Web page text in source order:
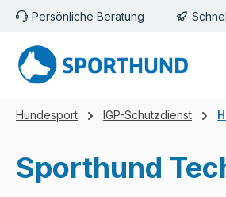
Hauptinhalt springen
Zur Suche springen
Zur Hauptnavigation springen
Persönliche Beratung
Hundesport IGP-Schutzdienst
Sporthund